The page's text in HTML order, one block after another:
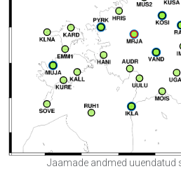
Jaamade andmed uuendatud